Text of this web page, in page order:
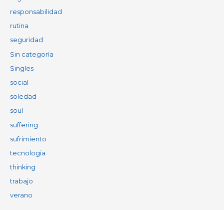
responsabilidad
rutina
seguridad
Sin categoría
Singles
social
soledad
soul
suffering
sufrimiento
tecnologia
thinking
trabajo
verano